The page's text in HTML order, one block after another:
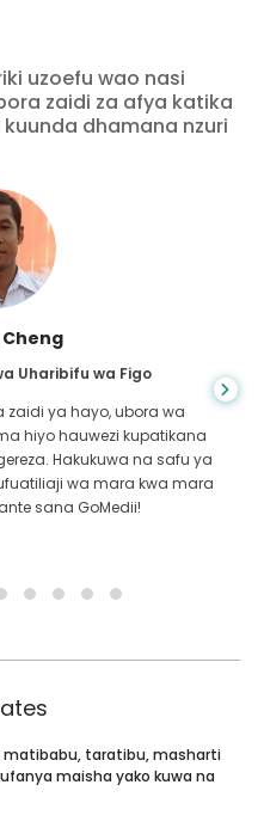
uzoefu wao nasi
zaidi za afya katika
dhamana nzuri
Das
Gastroenterology
timu mahiri ya GoMedii
safari yangu kutoka
Tulifanya chaguo sahihi
hata baada ya matibabu
kubwa na sisi
matibabu, taratibu, masharti
maisha yako kuwa na